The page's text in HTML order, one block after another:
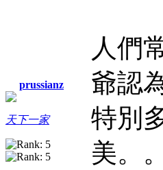
prussianz
天下一家
人們
爺認
特別
美。